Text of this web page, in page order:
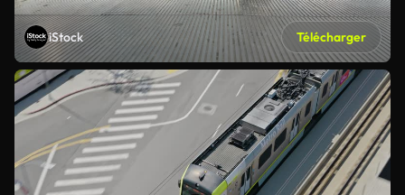
iStock Télécharger